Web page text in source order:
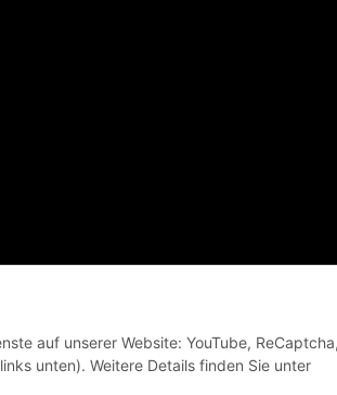
auf unserer Website: YouTube, ReCaptcha,
unten). Weitere Details finden Sie unter